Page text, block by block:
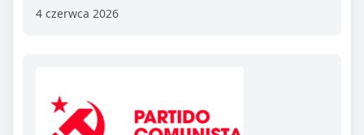
4 czerwca 2026